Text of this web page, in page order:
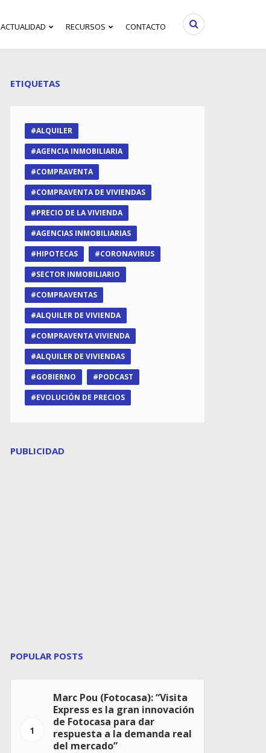
ACTUALIDAD RECURSOS CONTACTO
ETIQUETAS
ALQUILER
AGENCIA INMOBILIARIA
COMPRAVENTA
COMPRAVENTA DE VIVIENDAS
PRECIO DE LA VIVIENDA
AGENCIAS INMOBILIARIAS
HIPOTECAS
CORONAVIRUS
SECTOR INMOBILIARIO
COMPRAVENTAS
ALQUILER DE VIVIENDA
COMPRAVENTA VIVIENDA
ALQUILER DE VIVIENDAS
GOBIERNO
PODCAST
EVOLUCIÓN DE PRECIOS
PUBLICIDAD
POPULAR POSTS
1
Marc Pou (Fotocasa): “Visita
Express es la gran innovación
de Fotocasa para dar
respuesta a la demanda real
del mercado”